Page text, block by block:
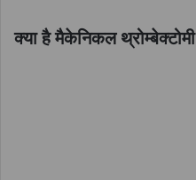
क्या है मैकेनिकल थ्रोम्बेक्टोमी